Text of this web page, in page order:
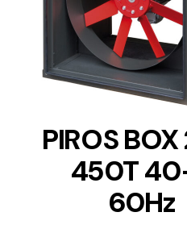
DETAILS
PIROS
450T
60Hz